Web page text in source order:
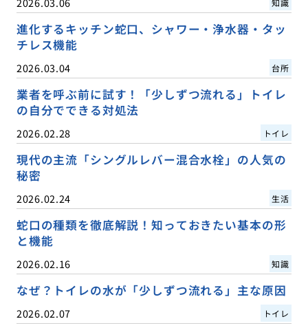
進化するキッチン蛇口、シャワー・浄水器・タッ
チレス機能
2026.03.04 台所
業者を呼ぶ前に試す！「少しずつ流れる」トイレ
の自分でできる対処法
2026.02.28 トイレ
現代の主流「シングルレバー混合水栓」の人気の
秘密
2026.02.24 生活
蛇口の種類を徹底解説！知っておきたい基本の形
と機能
2026.02.16 知識
なぜ？トイレの水が「少しずつ流れる」主な原因
2026.02.07 トイレ